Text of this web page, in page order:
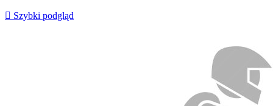
 Szybki podgląd